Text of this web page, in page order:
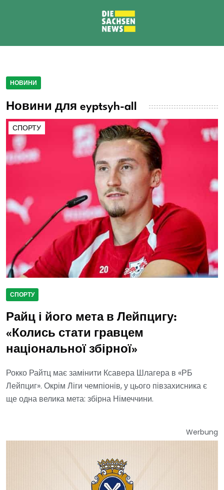
НОВИНИ
Новини для eyptsyh-all
СПОРТУ
СПОРТУ
Райц і його мета в Лейпцигу:
«Колись стати гравцем
національної збірної»
Рокко Райтц має замінити Ксавера Шлагера в «РБ
Лейпциг». Окрім Ліги чемпіонів, у цього півзахисника є
ще одна велика мета: збірна Німеччини.
Werbung